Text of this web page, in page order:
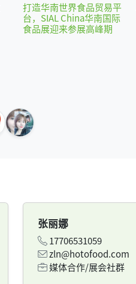
打造华南世界食品贸易平
台，SIAL China华南国际
食品展迎来参展高峰期
张丽娜
17706531059
zln@hotofood.com
媒体合作/展会社群